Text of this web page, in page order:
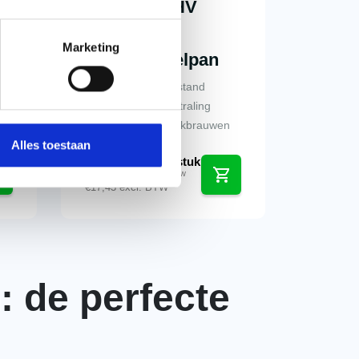
Marketing
Alles toestaan
Koramic VHV
Vario zwart
verglaasd
rechtergevelpan
Variabele latafstand
Exclusieve uitstraling
V-vormige wenkbrauwen
€21,09 per stuk
incl. btw
€17,43excl. BTW
de perfecte